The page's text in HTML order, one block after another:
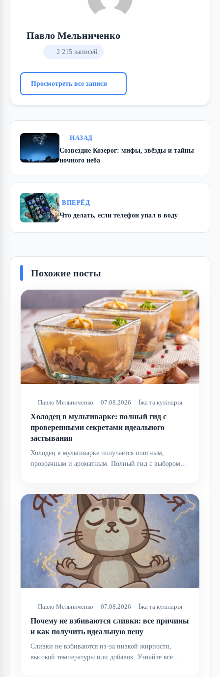
Павло Мельниченко
2 215 записей
Просмотреть все записи
НАЗАД
Созвездие Козерог: мифы, звёзды и тайны
ночного неба
ВПЕРЁД
Что делать, если телефон упал в воду
Похожие посты
Павло Мельниченко 07.08.2026 Їжа та кулінарія
Холодец в мультиварке: полный гид с
проверенными секретами идеального
застывания
Холодец в мультиварке получается плотным,
прозрачным и ароматным. Полный гид с выбором…
Павло Мельниченко 07.08.2026 Їжа та кулінарія
Почему не взбиваются сливки: все причины
и как получить идеальную пену
Сливки не взбиваются из-за низкой жирности,
высокой температуры или добавок. Узнайте все…